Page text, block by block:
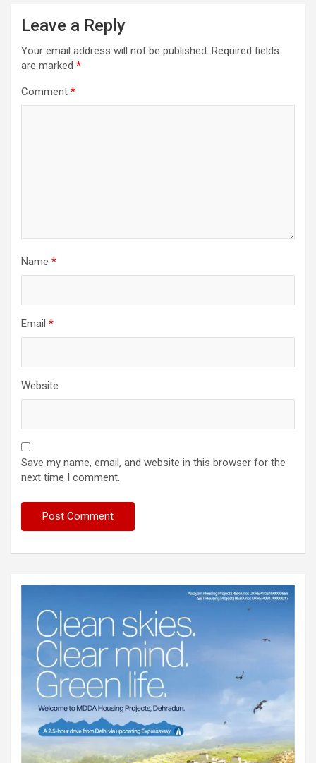
Leave a Reply
Your email address will not be published. Required fields
are marked *
Comment *
Name *
Email *
Website
Save my name, email, and website in this browser for the
next time I comment.